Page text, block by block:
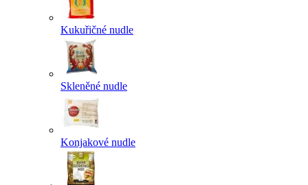
Kukuřičné nudle
Skleněné nudle
Konjakové nudle